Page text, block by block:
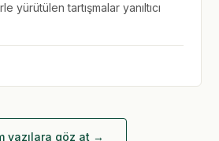
yürütülen tartışmalar yanıltıcı
yazılara göz at →